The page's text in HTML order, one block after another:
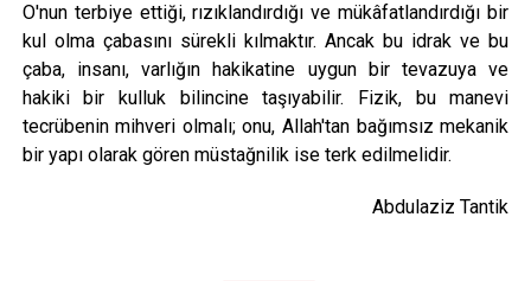
O'nun terbiye ettiği, rızıklandırdığı ve mükâfatlandırdığı bir
kul olma çabasını sürekli kılmaktır. Ancak bu idrak ve bu
çaba, insanı, varlığın hakikatine uygun bir tevazuya ve
hakiki bir kulluk bilincine taşıyabilir. Fizik, bu manevi
tecrübenin mihveri olmalı; onu, Allah'tan bağımsız mekanik
bir yapı olarak gören müstağnilik ise terk edilmelidir.
Abdulaziz Tantik